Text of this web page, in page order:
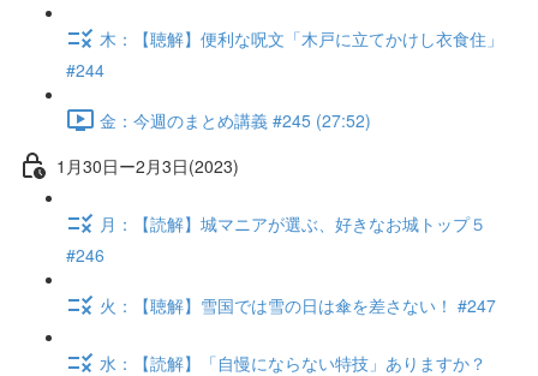
木：【聴解】便利な呪文「木戸に立てかけし衣食住」
#244
金：今週のまとめ講義 #245 (27:52)
1月30日ー2月3日(2023)
月：【読解】城マニアが選ぶ、好きなお城トップ５
#246
火：【聴解】雪国では雪の日は傘を差さない！ #247
水：【読解】「自慢にならない特技」ありますか？